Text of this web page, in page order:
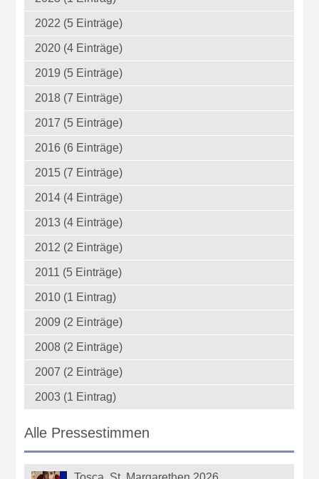
2022 (5 Einträge)
2020 (4 Einträge)
2019 (5 Einträge)
2018 (7 Einträge)
2017 (5 Einträge)
2016 (6 Einträge)
2015 (7 Einträge)
2014 (4 Einträge)
2013 (4 Einträge)
2012 (2 Einträge)
2011 (5 Einträge)
2010 (1 Eintrag)
2009 (2 Einträge)
2008 (2 Einträge)
2007 (2 Einträge)
2003 (1 Eintrag)
Alle Pressestimmen